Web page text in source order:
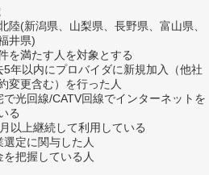
陸(新潟県、山梨県、長野県、富山県、
井県)
を満たす人を対象とする
5年以内にプロバイダに新規加入（他社
変更含む）を行った人
で光回線/CATV回線でインターネットを
る
月以上継続して利用している
選定に関与した人
を把握している人